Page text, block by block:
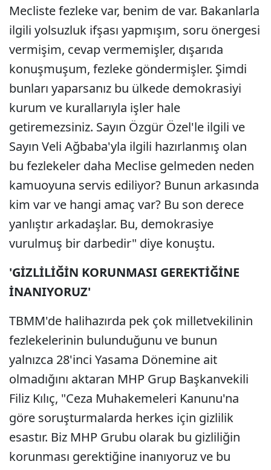
Mecliste fezleke var, benim de var. Bakanlarla
ilgili yolsuzluk ifşası yapmışım, soru önergesi
vermişim, cevap vermemişler, dışarıda
konuşmuşum, fezleke göndermişler. Şimdi
bunları yaparsanız bu ülkede demokrasiyi
kurum ve kurallarıyla işler hale
getiremezsiniz. Sayın Özgür Özel'le ilgili ve
Sayın Veli Ağbaba'yla ilgili hazırlanmış olan
bu fezlekeler daha Meclise gelmeden neden
kamuoyuna servis ediliyor? Bunun arkasında
kim var ve hangi amaç var? Bu son derece
yanlıştır arkadaşlar. Bu, demokrasiye
vurulmuş bir darbedir" diye konuştu.
'GİZLİLİĞİN KORUNMASI GEREKTİĞİNE
İNANIYORUZ'
TBMM'de halihazırda pek çok milletvekilinin
fezlekelerinin bulunduğunu ve bunun
yalnızca 28'inci Yasama Dönemine ait
olmadığını aktaran MHP Grup Başkanvekili
Filiz Kılıç, "Ceza Muhakemeleri Kanunu'na
göre soruşturmalarda herkes için gizlilik
esastır. Biz MHP Grubu olarak bu gizliliğin
korunması gerektiğine inanıyoruz ve bu